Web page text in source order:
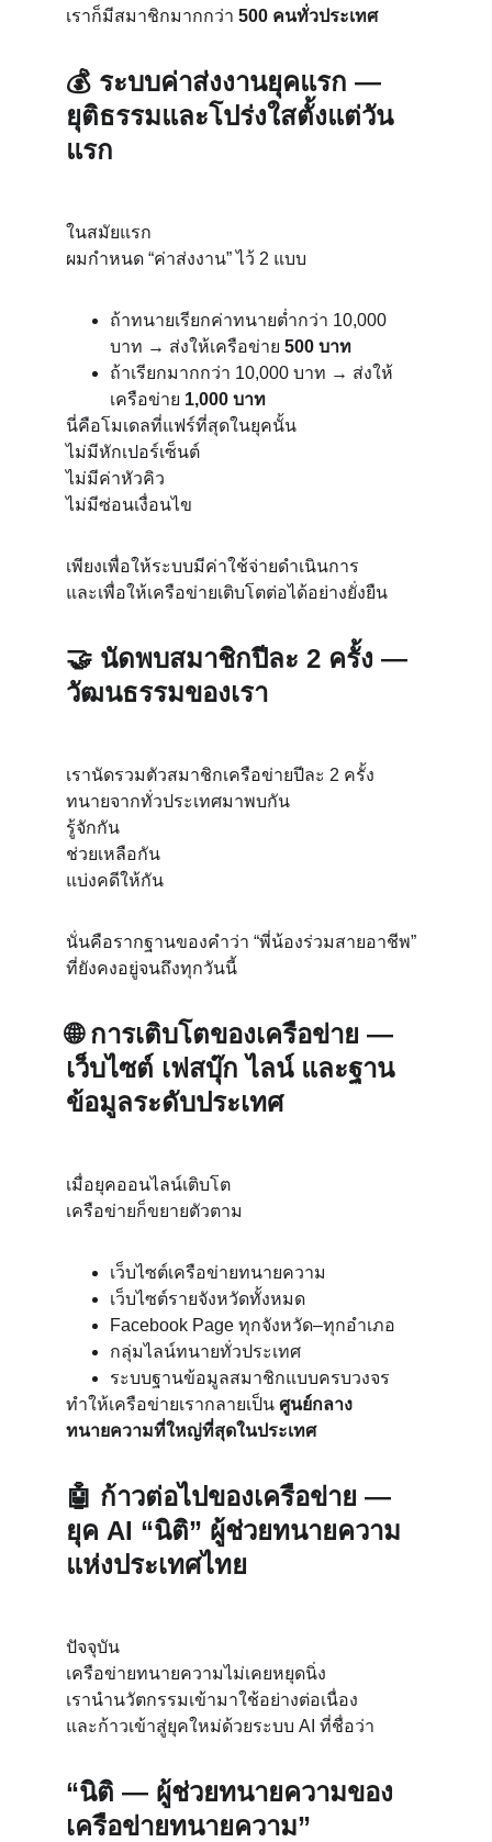
เราก็มีสมาชิกมากกว่า 500 คนทั่วประเทศ
💰 ระบบค่าส่งงานยุคแรก —
ยุติธรรมและโปร่งใสตั้งแต่วัน
แรก
ในสมัยแรก
ผมกำหนด “ค่าส่งงาน” ไว้ 2 แบบ
ถ้าทนายเรียกค่าทนายต่ำกว่า 10,000
บาท → ส่งให้เครือข่าย 500 บาท
ถ้าเรียกมากกว่า 10,000 บาท → ส่งให้
เครือข่าย 1,000 บาท
นี่คือโมเดลที่แฟร์ที่สุดในยุคนั้น
ไม่มีหักเปอร์เซ็นต์
ไม่มีค่าหัวคิว
ไม่มีซ่อนเงื่อนไข
เพียงเพื่อให้ระบบมีค่าใช้จ่ายดำเนินการ
และเพื่อให้เครือข่ายเติบโตต่อได้อย่างยั่งยืน
🤝 นัดพบสมาชิกปีละ 2 ครั้ง —
วัฒนธรรมของเรา
เรานัดรวมตัวสมาชิกเครือข่ายปีละ 2 ครั้ง
ทนายจากทั่วประเทศมาพบกัน
รู้จักกัน
ช่วยเหลือกัน
แบ่งคดีให้กัน
นั่นคือรากฐานของคำว่า “พี่น้องร่วมสายอาชีพ”
ที่ยังคงอยู่จนถึงทุกวันนี้
🌐 การเติบโตของเครือข่าย —
เว็บไซต์ เฟสบุ๊ก ไลน์ และฐาน
ข้อมูลระดับประเทศ
เมื่อยุคออนไลน์เติบโต
เครือข่ายก็ขยายตัวตาม
เว็บไซต์เครือข่ายทนายความ
เว็บไซต์รายจังหวัดทั้งหมด
Facebook Page ทุกจังหวัด–ทุกอำเภอ
กลุ่มไลน์ทนายทั่วประเทศ
ระบบฐานข้อมูลสมาชิกแบบครบวงจร
ทำให้เครือข่ายเรากลายเป็น ศูนย์กลาง
ทนายความที่ใหญ่ที่สุดในประเทศ
🤖 ก้าวต่อไปของเครือข่าย —
ยุค AI “นิติ” ผู้ช่วยทนายความ
แห่งประเทศไทย
ปัจจุบัน
เครือข่ายทนายความไม่เคยหยุดนิ่ง
เรานำนวัตกรรมเข้ามาใช้อย่างต่อเนื่อง
และก้าวเข้าสู่ยุคใหม่ด้วยระบบ AI ที่ชื่อว่า
“นิติ — ผู้ช่วยทนายความของ
เครือข่ายทนายความ”